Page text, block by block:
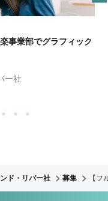
事業部でグラフィック
ー社
ド・リバー社 募集 【